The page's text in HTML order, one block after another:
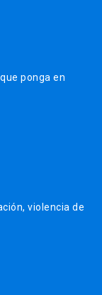
ponga en
violencia de